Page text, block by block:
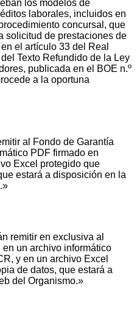
los modelos de
laborales, incluidos en
concursal, que
solicitud de prestaciones de
el artículo 33 del Real
Texto Refundido de la Ley
publicada en el BOE n.º
a la oportuna
al Fondo de Garantía
PDF firmado en
Excel protegido que
estará a disposición en la
remitir en exclusiva al
un archivo informático
y en un archivo Excel
de datos, que estará a
del Organismo.»